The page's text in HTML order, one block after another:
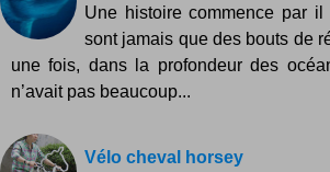
Une histoire commence par
sont jamais que des bouts de
une fois, dans la profondeur des
n’avait pas beaucoup...
Vélo cheval horsey